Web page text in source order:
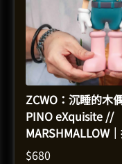
ZCWO：沉睡的木
PINO eXquisite //
MARSHMALLOW
33釐米）
$680